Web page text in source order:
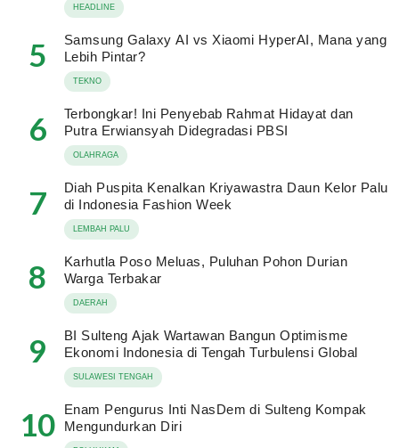
HEADLINE
5
Samsung Galaxy AI vs Xiaomi HyperAI, Mana yang
Lebih Pintar?
TEKNO
6
Terbongkar! Ini Penyebab Rahmat Hidayat dan
Putra Erwiansyah Didegradasi PBSI
OLAHRAGA
7
Diah Puspita Kenalkan Kriyawastra Daun Kelor Palu
di Indonesia Fashion Week
LEMBAH PALU
8
Karhutla Poso Meluas, Puluhan Pohon Durian
Warga Terbakar
DAERAH
9
BI Sulteng Ajak Wartawan Bangun Optimisme
Ekonomi Indonesia di Tengah Turbulensi Global
SULAWESI TENGAH
10
Enam Pengurus Inti NasDem di Sulteng Kompak
Mengundurkan Diri